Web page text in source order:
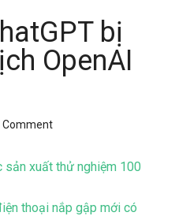
bị
OpenAI
Comment
sản xuất thử nghiệm 100
thoại nắp gập mới có